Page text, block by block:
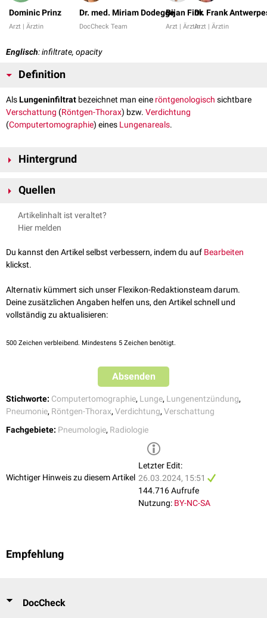
Dominic Prinz
Arzt | Ärztin
Dr. med. Miriam Dodegge
DocCheck Team
Bijan Fink
Arzt | Ärztin
Dr. Frank
Arzt | Ärztin
Englisch: infiltrate, opacity
Definition
AlsLungeninfiltrat bezeichnet man eine röntgenologisch sichtbare
Verschattung (Röntgen-Thorax) bzw. Verdichtung
(Computertomographie) eines Lungenareals.
Hintergrund
Veränderungen im Rahmen einer
Leukozytenaus den Lungengefäßen in die
Lungeninfiltrat kann aber grundsätzlich durch verschiedene
Da der Begriff weder eine spezifische Morphologie beschreibt noch auf
eine bestimmte
Quellen
Bankier AA et al.
Fleischner Society: Glossary of Terms for Thoracic
. Radiology. 2024
Artikelinhalt ist veraltet?
Hier melden
Du kannst den Artikel selbst verbessern, indem du auf Bearbeiten
klickst.
Alternativ kümmert sich unser Flexikon-Redaktionsteam darum.
Deine zusätzlichen Angaben helfen uns, den Artikel schnell und
vollständig zu aktualisieren:
500 Zeichen verbleibend. Mindestens 5 Zeichen benötigt.
Absenden
Stichworte: Computertomographie, Lunge, Lungenentzündung,
Pneumonie, Röntgen-Thorax, Verdichtung, Verschattung
Fachgebiete: Pneumologie, Radiologie
Wichtiger Hinweis zu diesem Artikel
Letzter Edit:
26.03.2024, 15:51
144.716 Aufrufe
Nutzung: BY-NC-SA
Empfehlung
DocCheck